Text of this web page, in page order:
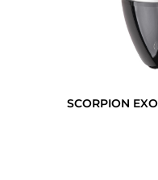
SCORPION